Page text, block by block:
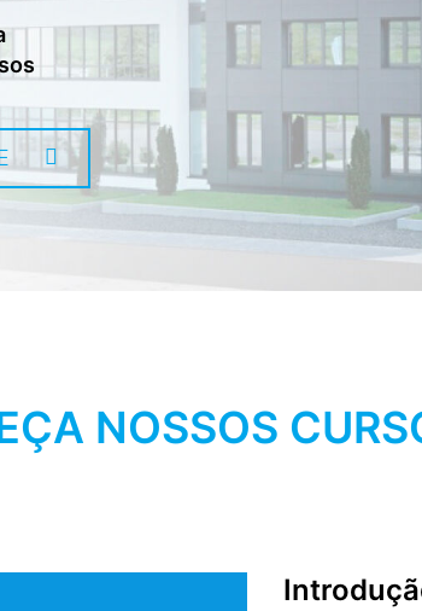
NOSSOS